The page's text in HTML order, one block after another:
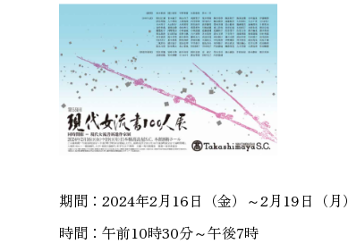
期間：2024年2月16日（金）～2月19日（月）
時間：午前10時30分～午後7時